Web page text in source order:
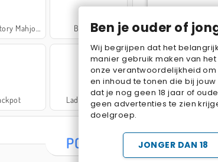
Ben je ouder of
Wij begrijpen dat het
manier gebruik maken van
onze verantwoordelijkheid
en inhoud te tonen die bij
dat je nog geen 18 jaar of
geen advertenties te zien
doelgroep.
JONGER DAN 18
Ball Sort
Lady Popular
Cake
Cake Merge 2
POPULAIRE SPELLETJES